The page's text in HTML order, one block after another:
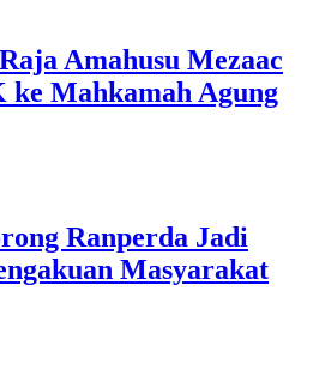
Amahusu Mezaac
ke Mahkamah Agung
Ranperda Jadi
Masyarakat